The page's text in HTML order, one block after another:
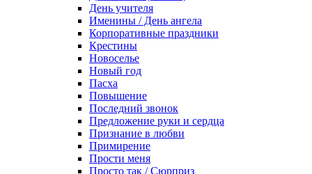
День учителя
Именины / День ангела
Корпоративные праздники
Крестины
Новоселье
Новый год
Пасха
Повышение
Последний звонок
Предложение руки и сердца
Признание в любви
Примирение
Прости меня
Просто так / Сюрприз